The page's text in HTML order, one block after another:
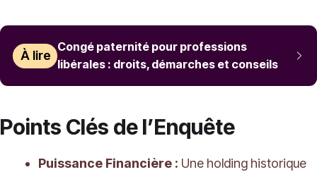
À lire
Congé paternité pour professions
libérales : droits, démarches et conseils
Points Clés de l’Enquête
Puissance Financière : Une holding historique